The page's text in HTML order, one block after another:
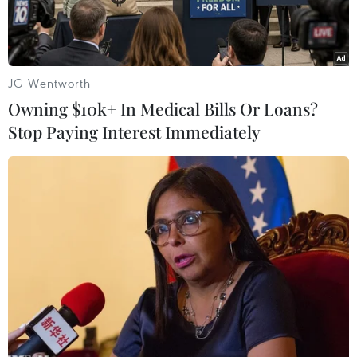
Cảng hàng hóa Vladivostok ở vùng Viễn Đông của Nga. (Ảnh:
AFP/TTXVN)
Nga, một trong những nước sản xuất và xuất
khẩu dầu hướng dương hàng đầu thế giới, ngày
25/7 đã tạm dừng áp dụng mức thuế xuất khẩu
JG Wentworth
Owning $10k+ In Medical Bills Or Loans?
Stop Paying Interest Immediately